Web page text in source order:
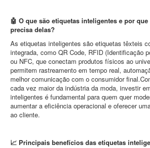
🤖 O que são etiquetas inteligentes e por
precisa delas?
As etiquetas inteligentes são etiquetas têxteis
integrada, como QR Code, RFID (Identificação
ou NFC, que conectam produtos físicos ao
permitem rastreamento em tempo real,
melhor comunicação com o consumidor
cada vez maior da indústria da moda, investir
inteligentes é fundamental para quem quer
aumentar a eficiência operacional e oferecer
ao cliente.
📈 Principais benefícios das etiquetas